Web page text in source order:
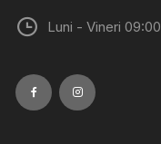
Luni - Vineri